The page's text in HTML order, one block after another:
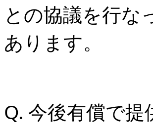
との協議を行な
あります。
Q. 今後有償で